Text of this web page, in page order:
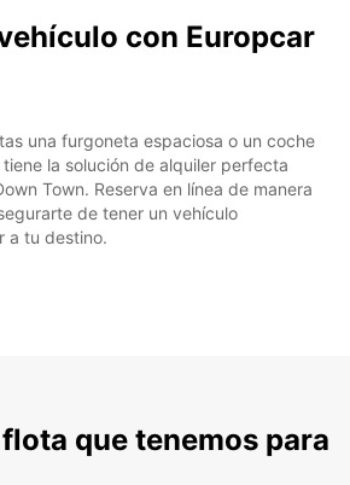
con Europcar
una furgoneta espaciosa o un coche
la solución de alquiler perfecta
Town. Reserva en línea de manera
de tener un vehículo
a tu destino.
que tenemos para